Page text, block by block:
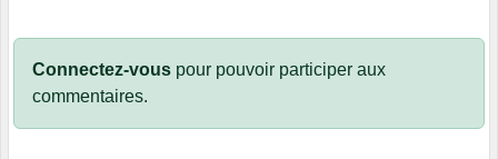
Connectez-vous pour pouvoir participer aux
commentaires.